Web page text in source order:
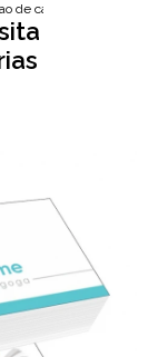
de cartao de visita